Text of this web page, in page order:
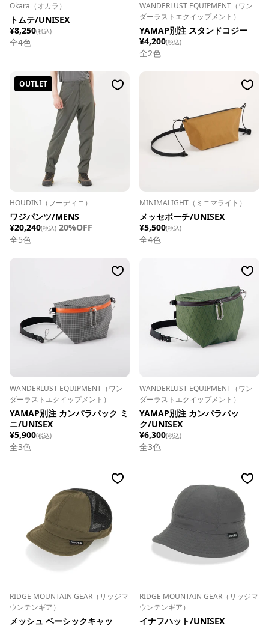
Okara（オカラ）
トムテ/UNISEX
¥8,250(税込)
全4色
WANDERLUST EQUIPMENT（ワン
ダーラストエクイップメント）
YAMAP別注 スタンドコジー
¥4,200(税込)
全2色
OUTLET
HOUDINI（フーディニ）
ワジパンツ/MENS
¥20,240(税込) 20%OFF
全5色
MINIMALIGHT（ミニマライト）
メッセポーチ/UNISEX
¥5,500(税込)
全4色
WANDERLUST EQUIPMENT（ワン
ダーラストエクイップメント）
YAMAP別注 カンパラパック ミ
ニ/UNISEX
¥5,900(税込)
全3色
WANDERLUST EQUIPMENT（ワン
ダーラストエクイップメント）
YAMAP別注 カンパラパッ
ク/UNISEX
¥6,300(税込)
全3色
RIDGE MOUNTAIN GEAR（リッジマ
ウンテンギア）
メッシュ ベーシックキャッ
RIDGE MOUNTAIN GEAR（リッジマ
ウンテンギア）
イナフハット/UNISEX